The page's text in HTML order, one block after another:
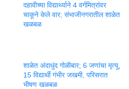
दहावीच्या विद्यार्थ्याने 4 वर्गमित्रांवर
चाकूने केले वार; संभाजीनगरातील शाळेत
खळबळ
शाळेत अंदाधुंद गोळीबार; 6 जणांचा मृत्यू,
15 विद्यार्थी गंभीर जखमी, परिसरात
भीषण खळबळ